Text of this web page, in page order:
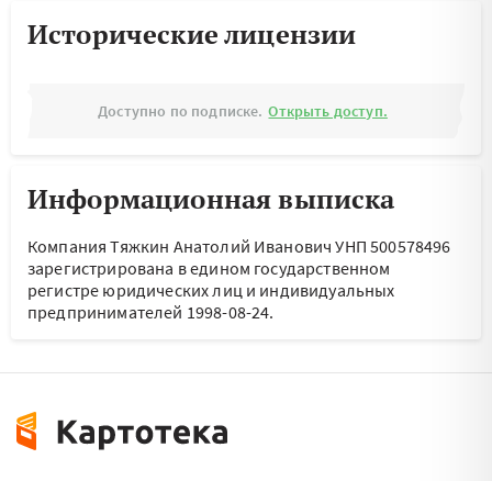
Исторические лицензии
Доступно по подписке. Открыть доступ.
Информационная выписка
Компания Тяжкин Анатолий Иванович УНП 500578496
зарегистрирована в едином государственном
регистре юридических лиц и индивидуальных
предпринимателей 1998-08-24.